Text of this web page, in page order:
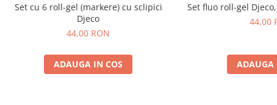
Set cu 6 roll-gel (markere) cu sclipici
Djeco
44,00 RON
ADAUGA IN COS
Set fluo roll-gel
44,00
ADAUGA